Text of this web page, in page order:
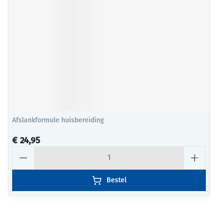
Afslankformule huisbereiding
€ 24,95
Bestel